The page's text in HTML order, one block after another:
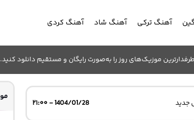
آهنگ ترکی آهنگ شاد آهنگ کردی
موزیک‌های روز را به‌صورت رایگان و مستقیم دانلود کنید.
جدید 1404/01/28 - ۲۱:۰۰